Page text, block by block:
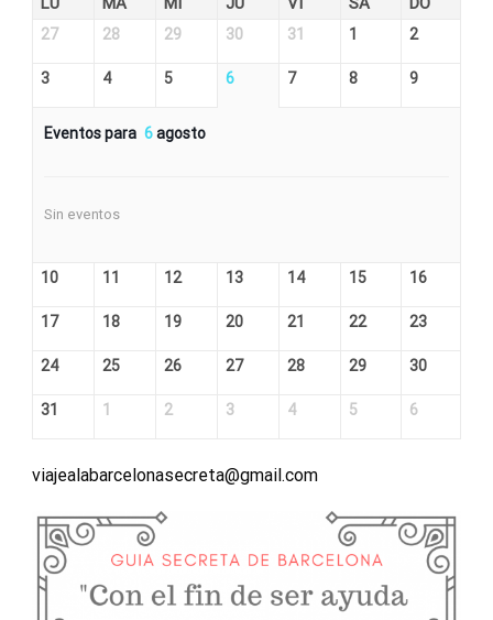
27 28 29 30 31 1 2
3 4 5 6 7 8 9
Eventos para 6agosto
Sin eventos
10 11 12 13 14 15 16
17 18 19 20 21 22 23
24 25 26 27 28 29 30
31 1 2 3 4 5 6
viajealabarcelonasecreta@gmail.com